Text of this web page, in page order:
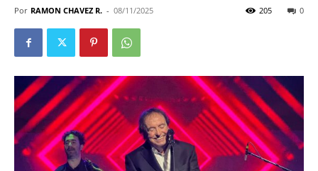
Por RAMON CHAVEZ R. - 08/11/2025 0
205